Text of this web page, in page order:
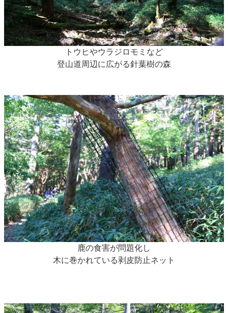
トウヒやウラジロモミなど
登山道周辺に広がる針葉樹の森
鹿の食害が問題化し
木に巻かれている剥皮防止ネット